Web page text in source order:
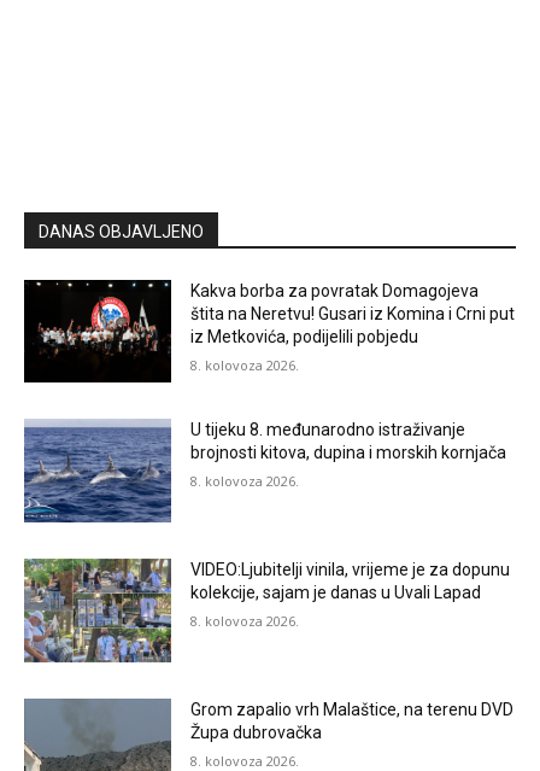
DANAS OBJAVLJENO
Kakva borba za povratak Domagojeva
štita na Neretvu! Gusari iz Komina i Crni put
iz Metkovića, podijelili pobjedu
8. kolovoza 2026.
U tijeku 8. međunarodno istraživanje
brojnosti kitova, dupina i morskih kornjača
8. kolovoza 2026.
VIDEO:Ljubitelji vinila, vrijeme je za dopunu
kolekcije, sajam je danas u Uvali Lapad
8. kolovoza 2026.
Grom zapalio vrh Malaštice, na terenu DVD
Župa dubrovačka
8. kolovoza 2026.